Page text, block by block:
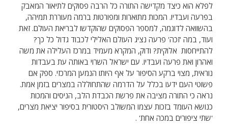
לפלא הוא כיצד מקדישה התורה כל הרבה פסוקים לתיאור המאבק
בפרעה ועבדיו. המכות מתוארות ומפורטות ברמה מעוררת תמיהה,
בהשוואה לדוגמה, למספר הפסוקים שהוקדשו לבריאת העולם. זאת
ועוד, במה 'זכה' פרעה נציג העולם האלילי לכבוד גדול כל כך?
להתייחסות אלוקית? ודוק, המקרא מעמיד במרכז העלילה את משה
ואהרון ואת פרעה ועבדיו. עם ישראל השרוי באותה עת בעבדות
נוראית, מצוי ברקע הסיפור על אף היותו הנמען המרכזי. ספק אם
פשוטי העם ידעו בכלל על הדרמה שהתחוללה במצרים בזמן אמת.
נראה כי התורה מציבה את פרשת הכבדת הלב, הניסים והמכות
כנושא העומד בזכות עצמו המשולב היסטורית בסיפור יציאת מצרים,
'שתי ציפורים במכה אחת' .